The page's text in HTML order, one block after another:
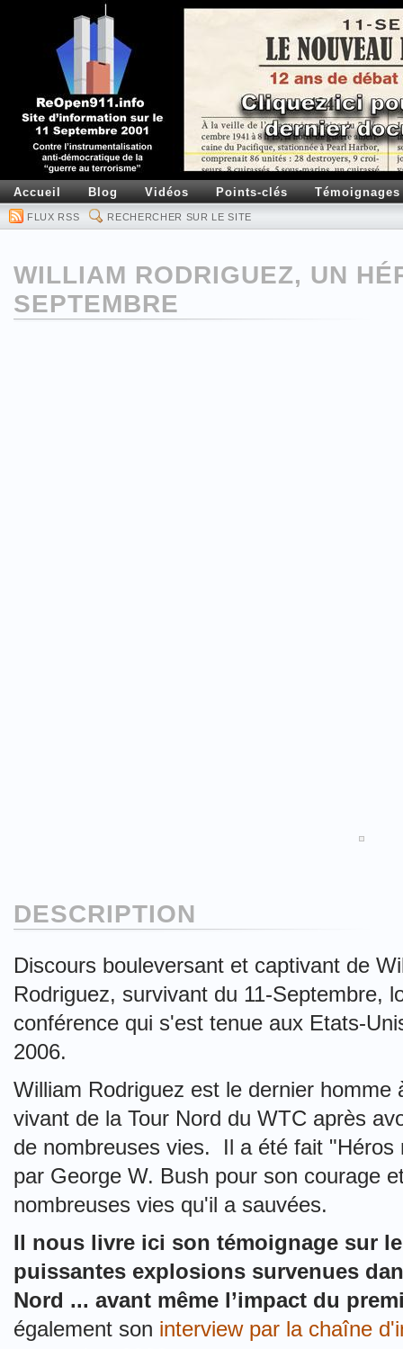
Accueil Blog Vidéos Points-clés Témoignages
FLUX RSS RECHERCHER SUR LE SITE
WILLIAM RODRIGUEZ, UN
SEPTEMBRE
DESCRIPTION
Discours bouleversant et captivant de
Rodriguez, survivant du 11-Septembre,
conférence qui s'est tenue aux Etats-
2006.
William Rodriguez est le dernier homme
vivant de la Tour Nord du WTC après
de nombreuses vies. Il a été fait "Héros
par George W. Bush pour son courage
nombreuses vies qu'il a sauvées.
Il nous livre ici son témoignage sur
puissantes explosions survenues
Nord ... avant même l’impact du
également son interview par la chaîne